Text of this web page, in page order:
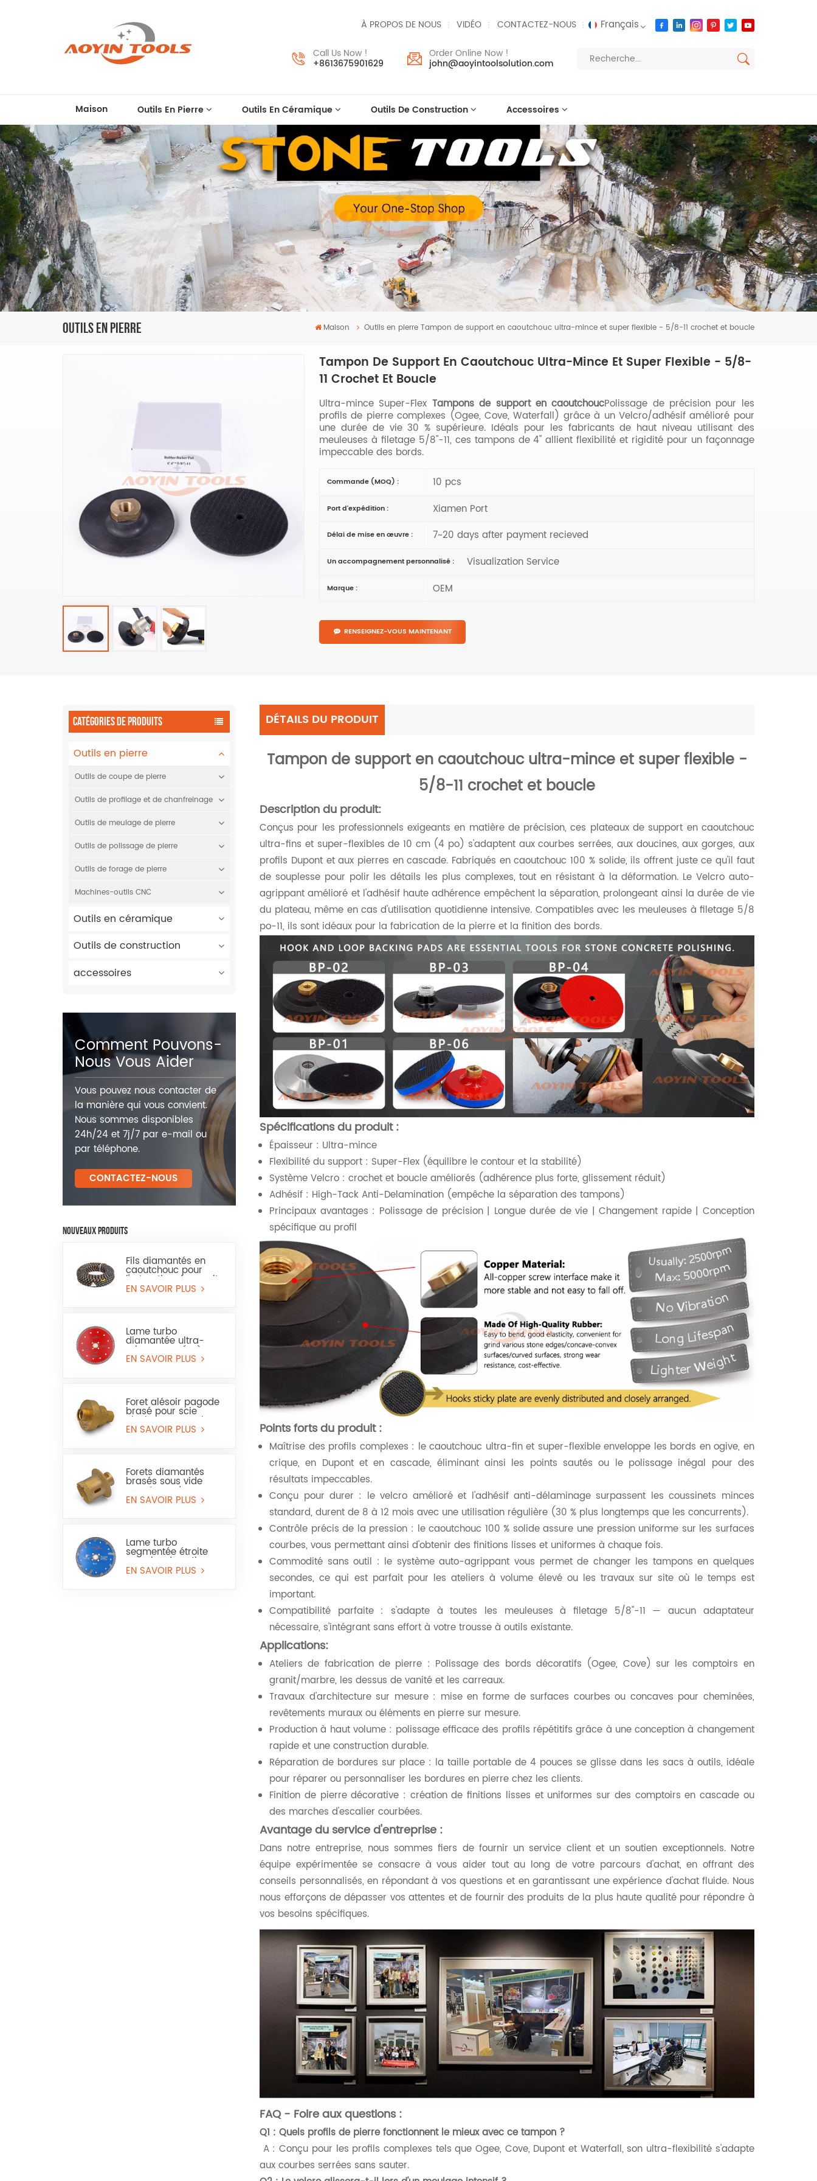
À PROPOS DE NOUS VIDÉO CONTACTEZ-NOUS Français
русский
español
العربية
português
Call Us Now !
+8613675901629
Order Online Now !
john@aoyintoolsolution.com
Maison Outils En Pierre Outils En Céramique Outils De Construction Accessoires
Outils En Pierre Maison Outils en pierre Tampon de support en caoutchouc ultra-mince et super flexible - 5/8-11 crochet et boucle
Tampon De Support En Caoutchouc Ultra-Mince Et Super Flexible - 5/8-
11 Crochet Et Boucle
​Ultra-mince Super-Flex Tampons de support en caoutchoucPolissage de précision pour les
profils de pierre complexes (Ogee, Cove, Waterfall) grâce à un Velcro/adhésif amélioré pour
une durée de vie 30 % supérieure. Idéals pour les fabricants de haut niveau utilisant des
meuleuses à filetage 5/8"-11, ces tampons de 4" allient flexibilité et rigidité pour un façonnage
impeccable des bords.
Commande (MOQ) : 10 pcs
Port d'expédition : Xiamen Port
Délai de mise en œuvre : 7~20 days after payment recieved
Un accompagnement personnalisé : Visualization Service
Marque : OEM
RENSEIGNEZ-VOUS MAINTENANT
CATÉGORIES DE PRODUITS
Outils en pierre
Outils de coupe de pierre
Outils de profilage et de chanfreinage
Outils de meulage de pierre
Outils de polissage de pierre
Outils de forage de pierre
Machines-outils CNC
Outils en céramique
Outils de construction
accessoires
Comment Pouvons-
Nous Vous Aider
Vous pouvez nous contacter de
la manière qui vous convient.
Nous sommes disponibles
24h/24 et 7j/7 par e-mail ou
par téléphone.
CONTACTEZ-NOUS
NOUVEAUX PRODUITS
Fils diamantés en
caoutchouc pour
l'extraction du granit
et du grès
EN SAVOIR PLUS
Lame turbo
diamantée ultra-
mince pressée à
chaud pour granit et
EN SAVOIR PLUS
Foret alésoir pagode
brasé pour scie
cloche pour marbre
ou céramique
EN SAVOIR PLUS
Forets diamantés
brasés sous vide
pour trous de
carrelage, de marbre
EN SAVOIR PLUS
Lame turbo
segmentée étroite
avec bord continu
pour granit et pierre
EN SAVOIR PLUS
DÉTAILS DU PRODUIT
Tampon de support en caoutchouc ultra-mince et super flexible -
5/8-11 crochet et boucle
Description du produit:
Conçus pour les professionnels exigeants en matière de précision, ces plateaux de support en caoutchouc
ultra-fins et super-flexibles de 10 cm (4 po) s'adaptent aux courbes serrées, aux doucines, aux gorges, aux
profils Dupont et aux pierres en cascade. Fabriqués en caoutchouc 100 % solide, ils offrent juste ce qu'il faut
de souplesse pour polir les détails les plus complexes, tout en résistant à la déformation. Le Velcro auto-
agrippant amélioré et l'adhésif haute adhérence empêchent la séparation, prolongeant ainsi la durée de vie
du plateau, même en cas d'utilisation quotidienne intensive. Compatibles avec les meuleuses à filetage 5/8
po-11, ils sont idéaux pour la fabrication de la pierre et la finition des bords.
Spécifications du produit :
Épaisseur : Ultra-mince
Flexibilité du support : Super-Flex (équilibre le contour et la stabilité)
Système Velcro : crochet et boucle améliorés (adhérence plus forte, glissement réduit)
Adhésif : High-Tack Anti-Delamination (empêche la séparation des tampons)
Principaux avantages : Polissage de précision | Longue durée de vie | Changement rapide | Conception
spécifique au profil
Points forts du produit :
Maîtrise des profils complexes : le caoutchouc ultra-fin et super-flexible enveloppe les bords en ogive, en
crique, en Dupont et en cascade, éliminant ainsi les points sautés ou le polissage inégal pour des
résultats impeccables. ​
Conçu pour durer : le velcro amélioré et l'adhésif anti-délaminage surpassent les coussinets minces
standard, durent de 8 à 12 mois avec une utilisation régulière (30 % plus longtemps que les concurrents). ​
Contrôle précis de la pression : le caoutchouc 100 % solide assure une pression uniforme sur les surfaces
courbes, vous permettant ainsi d'obtenir des finitions lisses et uniformes à chaque fois.
​Commodité sans outil : le système auto-agrippant vous permet de changer les tampons en quelques
secondes, ce qui est parfait pour les ateliers à volume élevé ou les travaux sur site où le temps est
important.
Compatibilité parfaite : s'adapte à toutes les meuleuses à filetage 5/8"-11 — aucun adaptateur
nécessaire, s'intégrant sans effort à votre trousse à outils existante.
Applications:
Ateliers de fabrication de pierre : Polissage des bords décoratifs (Ogee, Cove) sur les comptoirs en
granit/marbre, les dessus de vanité et les carreaux.
Travaux d'architecture sur mesure : mise en forme de surfaces courbes ou concaves pour cheminées,
revêtements muraux ou éléments en pierre sur mesure.
Production à haut volume : polissage efficace des profils répétitifs grâce à une conception à changement
rapide et une construction durable.
Réparation de bordures sur place : la taille portable de 4 pouces se glisse dans les sacs à outils, idéale
pour réparer ou personnaliser les bordures en pierre chez les clients.
Finition de pierre décorative : création de finitions lisses et uniformes sur des comptoirs en cascade ou
des marches d'escalier courbées.
Avantage du service d'entreprise :
Dans notre entreprise, nous sommes fiers de fournir un service client et un soutien exceptionnels. Notre
équipe expérimentée se consacre à vous aider tout au long de votre parcours d'achat, en offrant des
conseils personnalisés, en répondant à vos questions et en garantissant une expérience d'achat fluide. Nous
nous efforçons de dépasser vos attentes et de fournir des produits de la plus haute qualité pour répondre à
vos besoins spécifiques.
FAQ - Foire aux questions :
Q1 : Quels profils de pierre fonctionnent le mieux avec ce tampon ?
​​ A : Conçu pour les profils complexes tels que Ogee, Cove, Dupont et Waterfall, son ultra-flexibilité s'adapte
aux courbes serrées sans sauter. ​